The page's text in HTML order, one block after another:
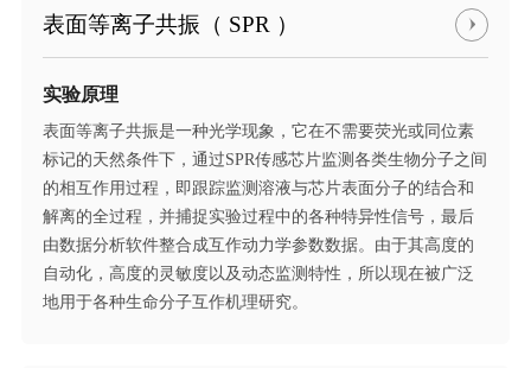
表面等离子共振（ SPR ）
实验原理
表面等离子共振是一种光学现象，它在不需要荧光或同位素
标记的天然条件下，通过SPR传感芯片监测各类生物分子之间
的相互作用过程，即跟踪监测溶液与芯片表面分子的结合和
解离的全过程，并捕捉实验过程中的各种特异性信号，最后
由数据分析软件整合成互作动力学参数数据。由于其高度的
自动化，高度的灵敏度以及动态监测特性，所以现在被广泛
地用于各种生命分子互作机理研究。